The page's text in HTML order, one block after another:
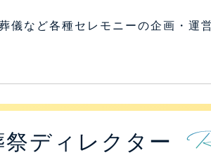
儀など各種セレモニーの企画・運
祭ディレクター